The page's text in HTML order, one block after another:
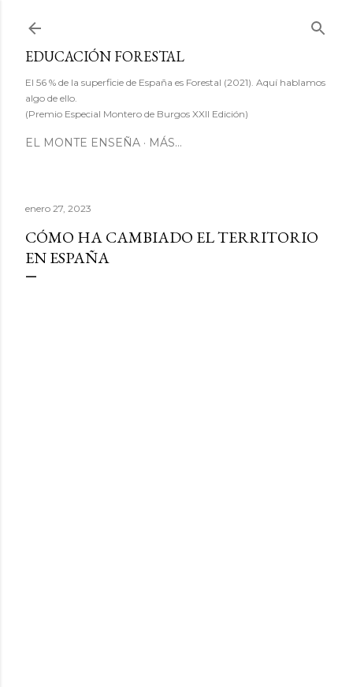
EDUCACIÓN FORESTAL
El 56 % de la superficie de España es Forestal (2021). Aquí hablamos
algo de ello.
(Premio Especial Montero de Burgos XXII Edición)
EL MONTE ENSEÑA MÁS…
enero 27, 2023
CÓMO HA CAMBIADO EL TERRITORIO
EN ESPAÑA